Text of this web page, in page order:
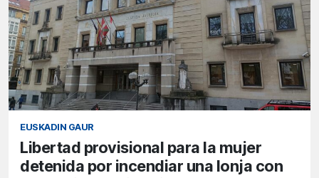
EUSKADIN GAUR
Libertad provisional para la mujer
detenida por incendiar una lonja con